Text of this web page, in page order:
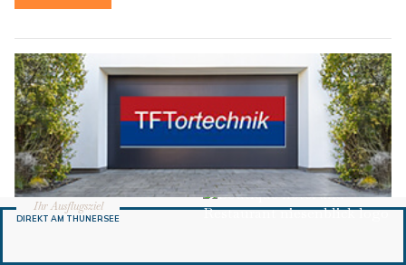
TFTortechnik Mitrovic Goran: Modernste Torsysteme für Ihr Heim